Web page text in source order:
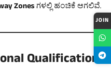
Zonesಗಳಲ್ಲಿ ಹಂಚಿಕೆ ಆಗಲಿವೆ.
Qualification)
JOIN